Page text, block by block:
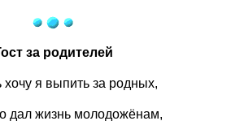
за родителей
хочу я выпить за родных,
дал жизнь молодожёнам,